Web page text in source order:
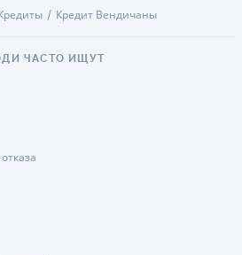
Кредит Вендичаны
ЧАСТО ИЩУТ